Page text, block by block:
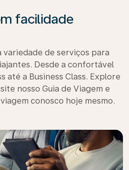
facilidade
variedade de serviços para
Desde a confortável
até a Business Class. Explore
nosso Guia de Viagem e
conosco hoje mesmo.